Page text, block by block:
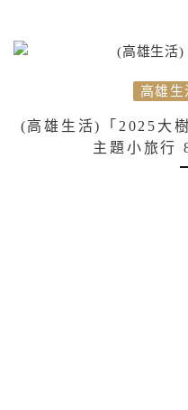
高雄生
(高雄生活)「2025大
主題小旅行